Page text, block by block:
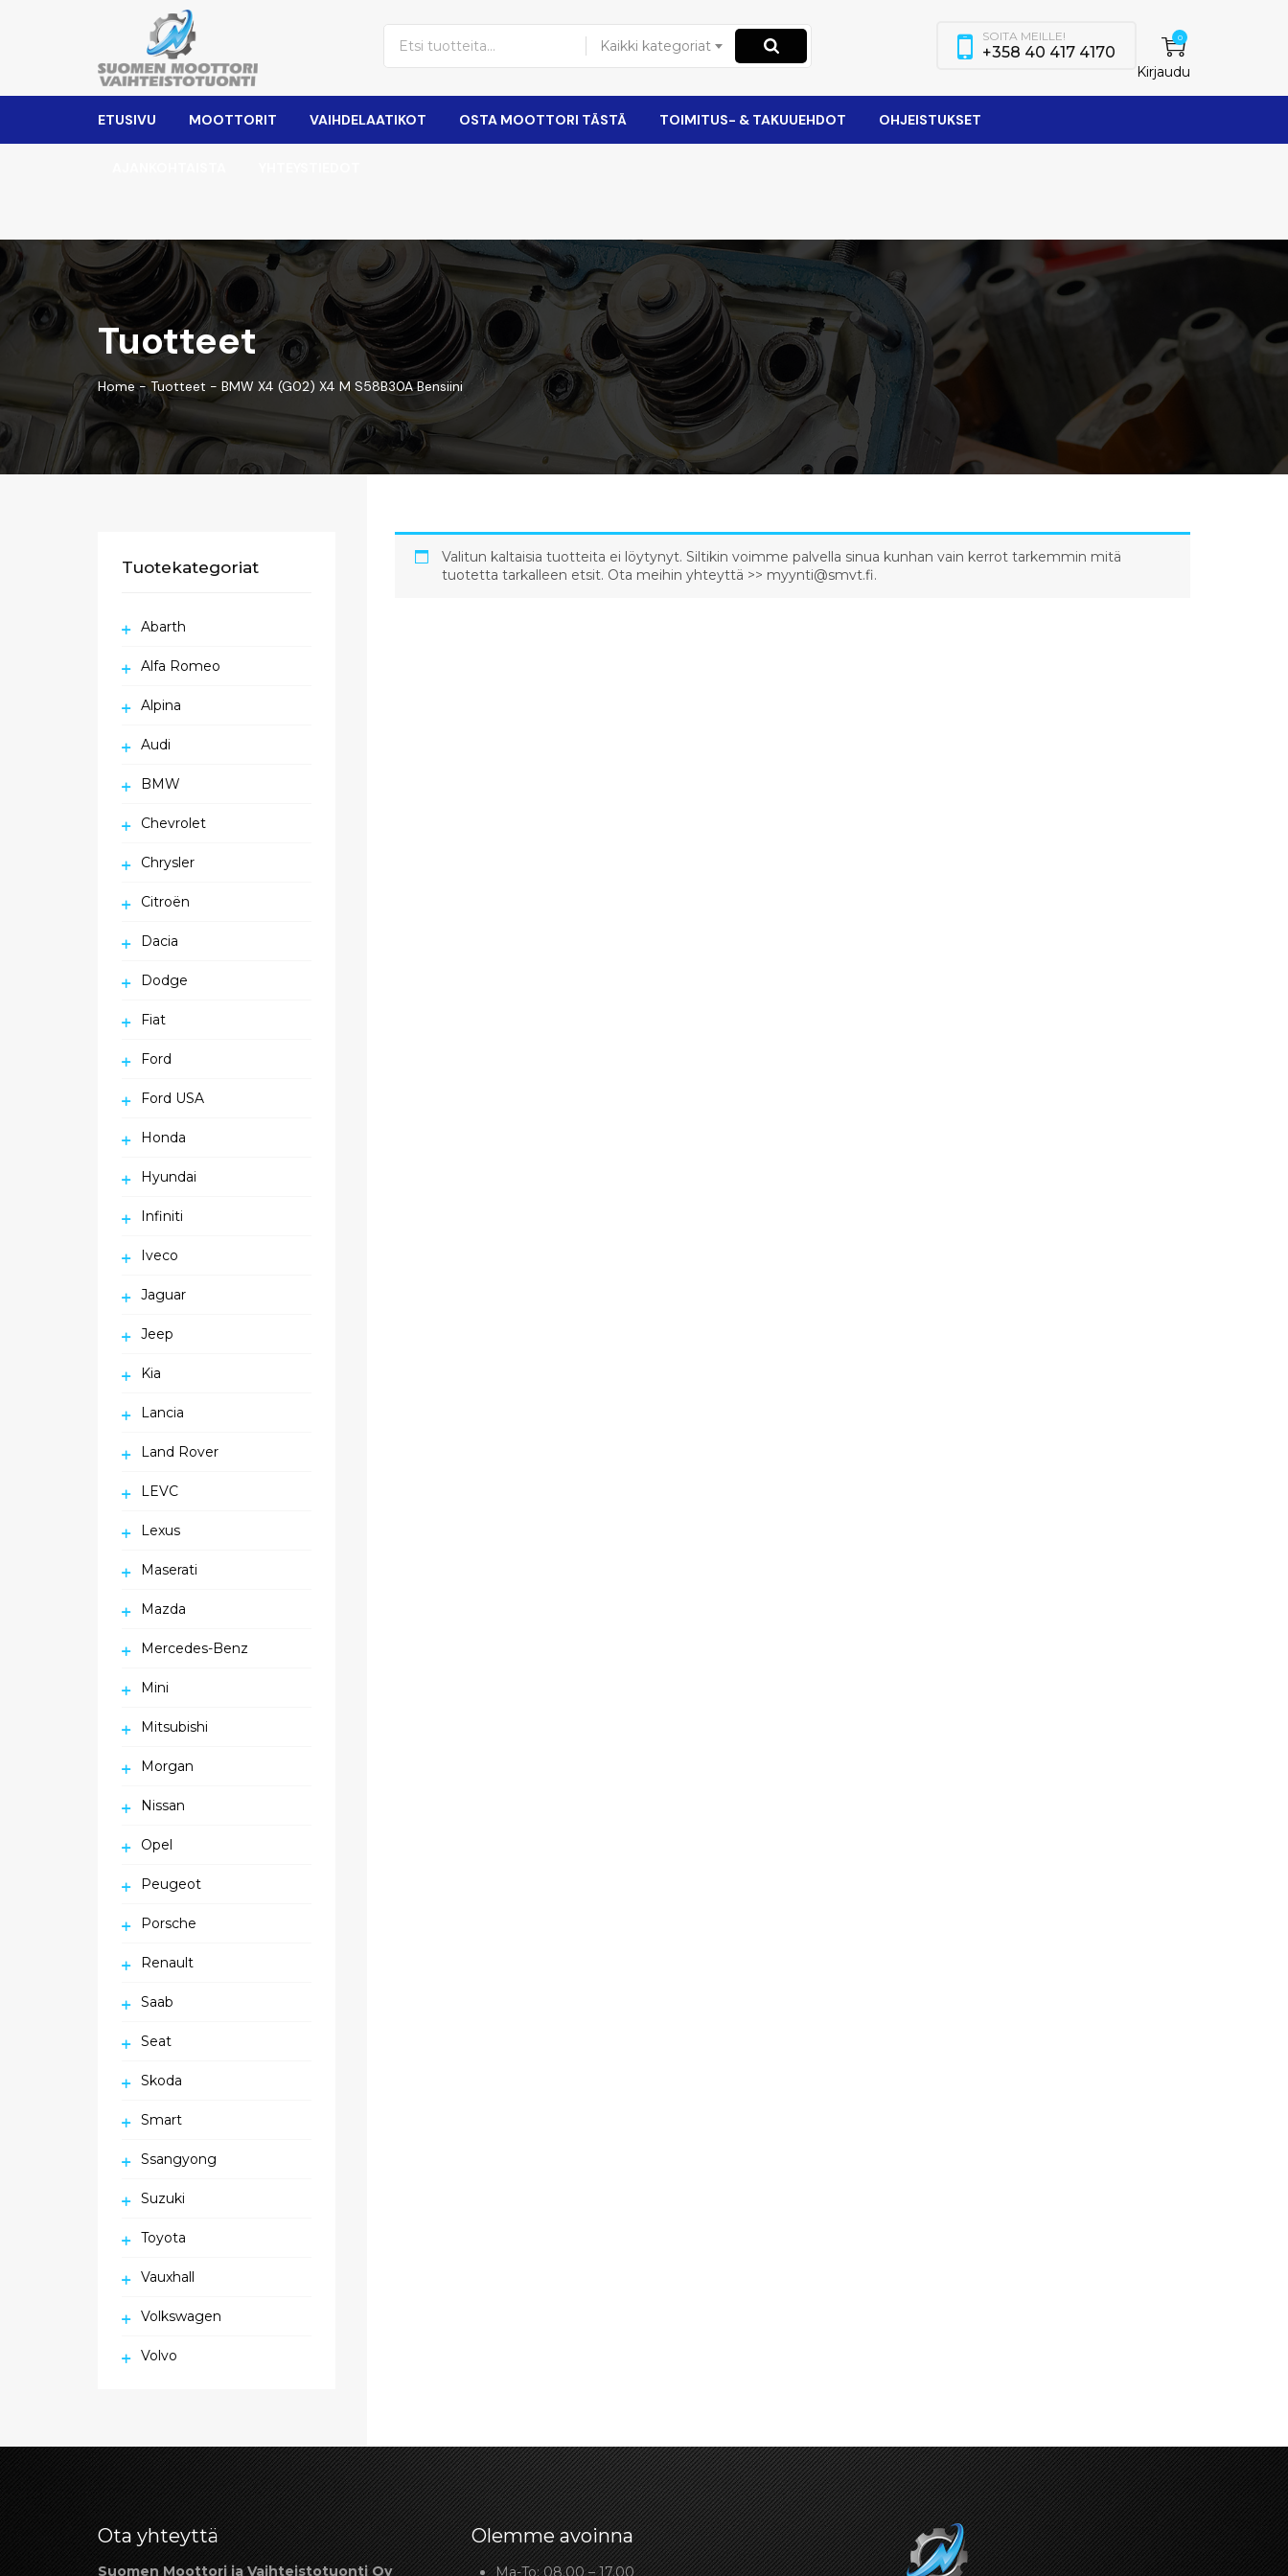
Kaikki kategoriat 0
Kirjaudu
SOITA MEILLE!
+358 40 417 4170
ETUSIVU MOOTTORIT VAIHDELAATIKOT OSTA MOOTTORI TÄSTÄ TOIMITUS- & TAKUUEHDOT OHJEISTUKSET
Tuotteet
Home-Tuotteet - BMW X4 (G02) X4 M S58B30A Bensiini
Valitun kaltaisia tuotteita ei löytynyt. Siltikin voimme palvella sinua kunhan vain kerrot tarkemmin mitä
tuotetta tarkalleen etsit. Ota meihin yhteyttä >> myynti@smvt.fi.
Tuotekategoriat
Abarth
Alfa Romeo
Alpina
Audi
BMW
Chevrolet
Chrysler
Citroën
Dacia
Dodge
Fiat
Ford
Ford USA
Honda
Hyundai
Infiniti
Iveco
Jaguar
Jeep
Kia
Lancia
Land Rover
LEVC
Lexus
Maserati
Mazda
Mercedes-Benz
Mini
Mitsubishi
Morgan
Nissan
Opel
Peugeot
Porsche
Renault
Saab
Seat
Skoda
Smart
Ssangyong
Suzuki
Toyota
Vauxhall
Volkswagen
Volvo
Ota yhteyttä
Suomen Moottori ja Vaihteistotuonti Oy
Olemme avoinna
Ma-To: 08.00 – 17.00